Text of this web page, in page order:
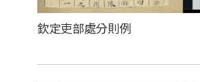
欽定吏部處分則例